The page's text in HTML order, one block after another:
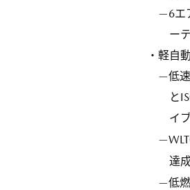
—6エ
ー
・軽自
—低速
と
イ
達
—低燃